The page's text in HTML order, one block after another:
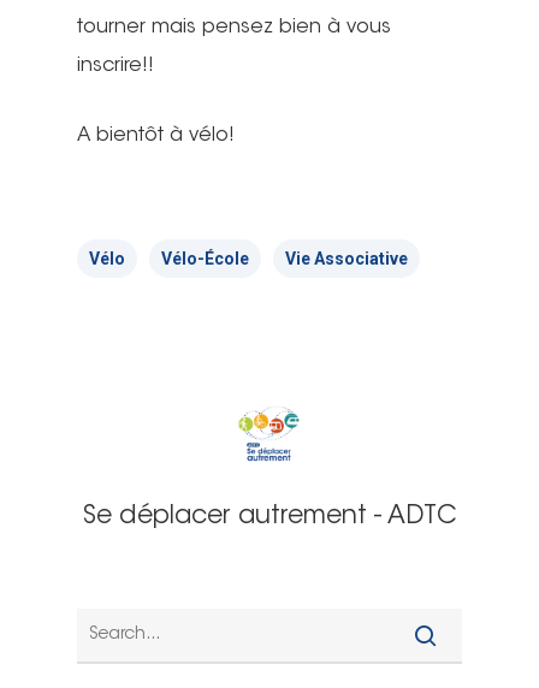
tourner mais pensez bien à vous
inscrire!!
A bientôt à vélo!
Vélo Vélo-École Vie Associative
Se déplacer autrement - ADTC